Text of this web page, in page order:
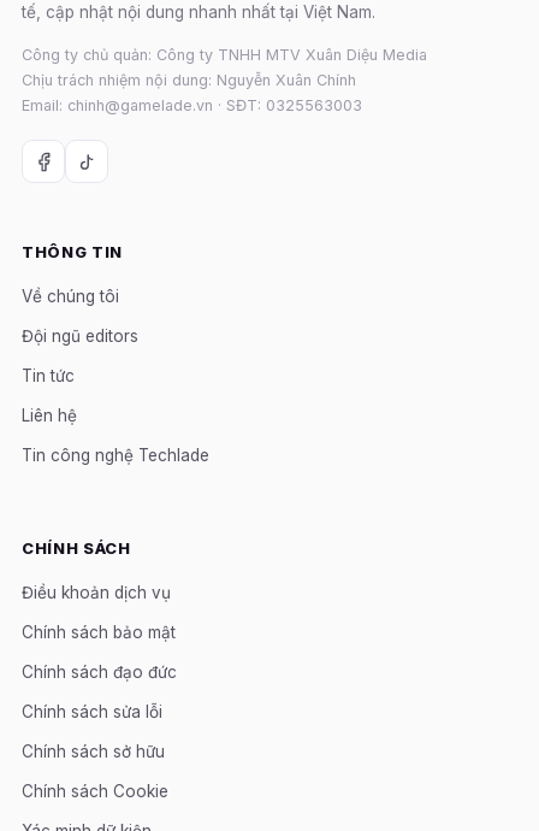
tế, cập nhật nội dung nhanh nhất tại Việt Nam.
Công ty chủ quản: Công ty TNHH MTV Xuân Diệu Media
Chịu trách nhiệm nội dung: Nguyễn Xuân Chính
Email: chinh@gamelade.vn · SĐT: 0325563003
THÔNG TIN
Về chúng tôi
Đội ngũ editors
Tin tức
Liên hệ
Tin công nghệ Techlade
CHÍNH SÁCH
Điều khoản dịch vụ
Chính sách bảo mật
Chính sách đạo đức
Chính sách sửa lỗi
Chính sách sở hữu
Chính sách Cookie